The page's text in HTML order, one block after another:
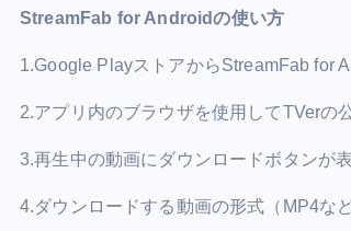
StreamFab for Androidの使い方
1.Google PlayストアからStreamFab for
2.アプリ内のブラウザを使用してTVerの
3.再生中の動画にダウンロードボタンが
4.ダウンロードする動画の形式（MP4な